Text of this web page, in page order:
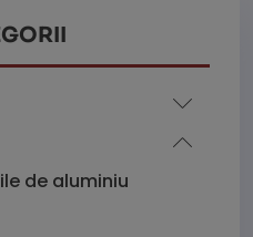
de aluminiu